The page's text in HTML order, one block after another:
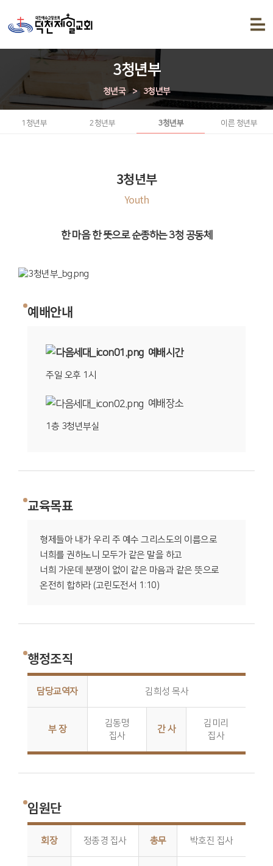
3청년부
청년국 > 3청년부
1청년부 2청년부 3청년부 이른 청년부
3청년부
Youth
한 마음 한 뜻으로 순종하는 3청 공동체
예배안내
예배시간
주일 오후 1시
예배장소
1층 3청년부실
교육목표
형제들아 내가 우리 주 예수 그리스도의 이름으로
너희를 권하노니 모두가 같은 말을 하고
너희 가운데 분쟁이 없이 같은 마음과 같은 뜻으로
온전히 합하라 (고린도전서 1:10)
행정조직
담당교역자 김희성 목사
부 장
김동명
집사
간 사
김미리
집사
임원단
회장 정종경 집사 총무 박호진 집사